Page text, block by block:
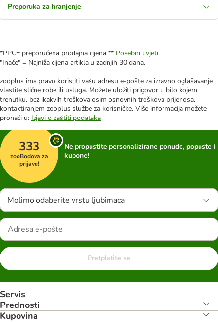
Preporuka za hranjenje
*PPC= preporučena prodajna cijena ** Posebni uvjeti
"Inače" = Najniža cijena artikla u zadnjih 30 dana.
zooplus ima pravo koristiti vašu adresu e-pošte za izravno oglašavanje
vlastite slične robe ili usluga. Možete uložiti prigovor u bilo kojem
trenutku, bez ikakvih troškova osim osnovnih troškova prijenosa,
kontaktiranjem zooplus službe za korisničke. Više informacija možete
pronaći u: Izjavi o zaštiti podataka
333
zooBodova za
prijavu!
Ne propustite personalizirane ponude, popuste i
kupone!
Molimo odaberite vrstu ljubimaca
Pretplatite se
Servis
Prednosti
Kupovina